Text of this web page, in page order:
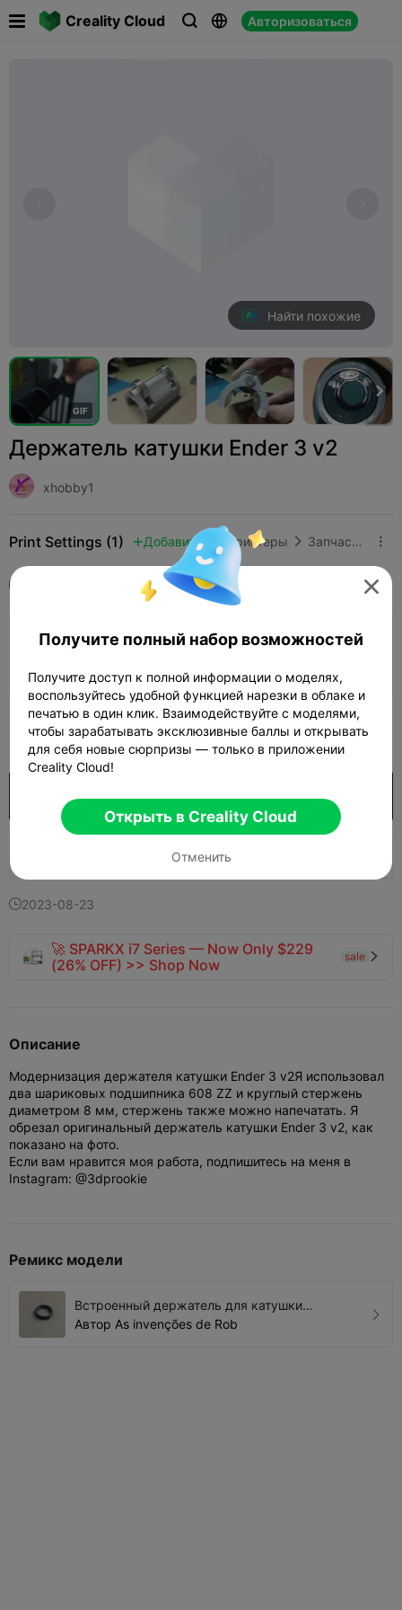
Creality Cloud   Авторизоваться
Найти похожие
GIF

Держатель катушки Ender 3 v2
xhobby1
Print Settings (1)  Добавить 3D-принтеры  Запчасти для 3D-принтеров 
Слой 0,2 мм, 3 стенки, 40% заполнения
200 
Покупка
451
2023-08-23
🚀 SPARKX i7 Series — Now Only $229
(26% OFF) >> Shop Now
sale 
Описание
Модернизация держателя катушки Ender 3 v2Я использовал
два шариковых подшипника 608 ZZ и круглый стержень
диаметром 8 мм, стержень также можно напечатать. Я
обрезал оригинальный держатель катушки Ender 3 v2, как
показано на фото.
Если вам нравится моя работа, подпишитесь на меня в
Instagram: @3dprookie
Ремикс модели
Встроенный держатель для катушки
филамента
Автор As invenções de Rob

Получите полный набор возможностей
Получите доступ к полной информации о моделях,
воспользуйтесь удобной функцией нарезки в облаке и
печатью в один клик. Взаимодействуйте с моделями,
чтобы зарабатывать эксклюзивные баллы и открывать
для себя новые сюрпризы — только в приложении
Creality Cloud!
Открыть в Creality Cloud
Отменить